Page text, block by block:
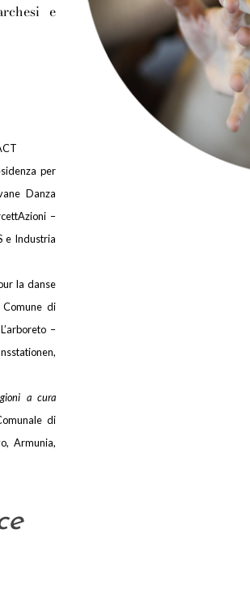
e
per
Danza
–
e Industria
la danse
Comune di
–
a cura
di
Armunia,